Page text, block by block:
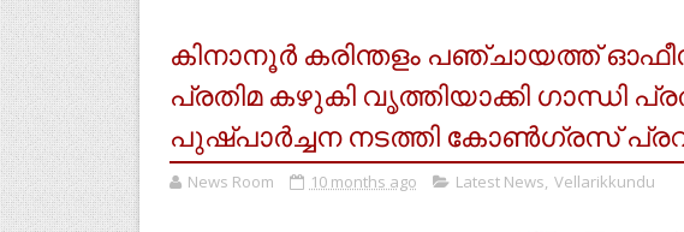
കിനാനൂർ കരിന്തളം പഞ്ചായത്ത്
പ്രതിമ കഴുകി വൃത്തിയാക്കി ഗാന്ധി
പുഷ്പാർച്ചന നടത്തി കോൺഗ്രസ്
News Room 10 months ago Latest News, Vellarikkundu